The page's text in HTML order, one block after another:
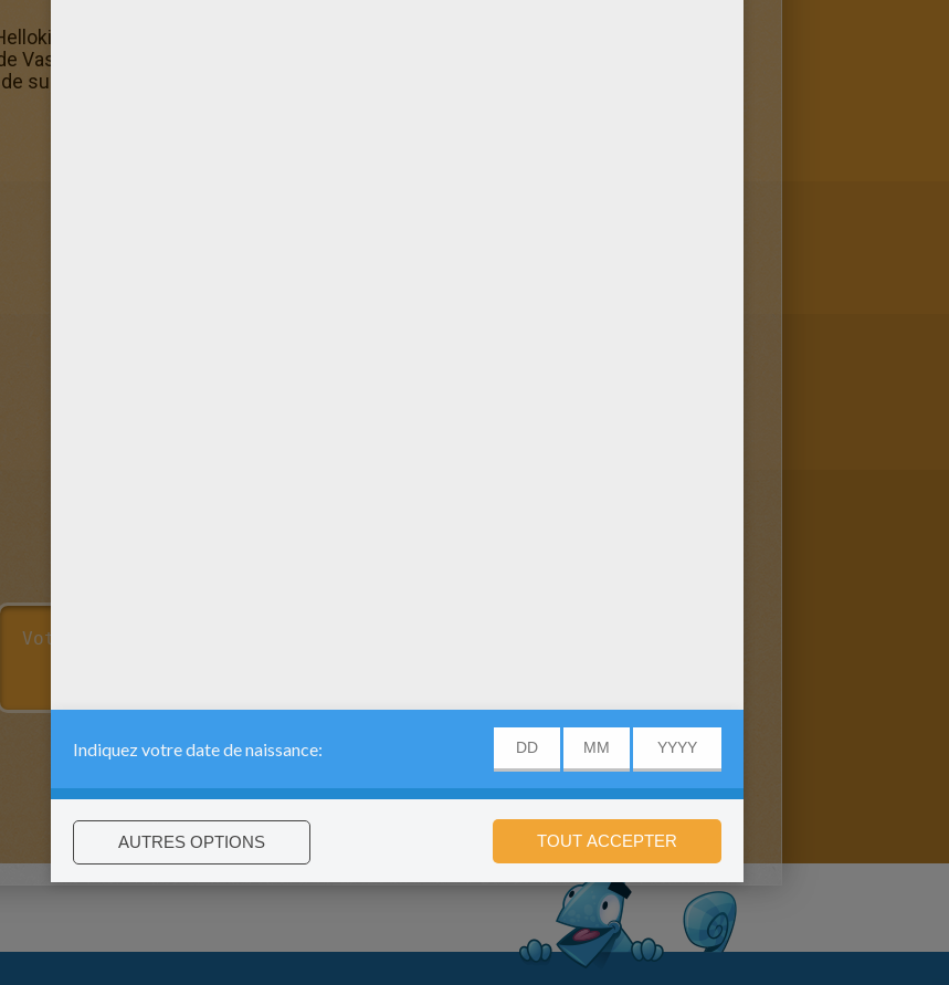
et colorie ce coloriage de Vassly directement sur ton smartphone ou ta
Vassly directement sur ta tablette ou ton ordinateur, rien de plus simple, la
super coloriages